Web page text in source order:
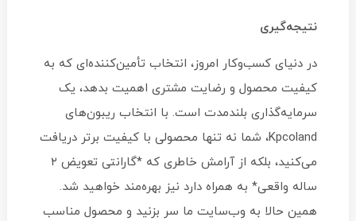
نتیجه‌گیری
در دنیای کسب‌وکار امروز، انتخاب تأمین‌کننده‌ای که به
کیفیت محصول و رضایت مشتری اهمیت بدهد، یک
سرمایه‌گذاری بلندمدت است. با انتخاب ریبون‌های
Kpcoland، شما نه تنها محصولی با کیفیت برتر دریافت
می‌کنید، بلکه از آرامش خاطری که *گارانتی تعویض ۲
ساله واقعی* به همراه دارد نیز بهره‌مند خواهید شد.
همین حالا به وب‌سایت ما سر بزنید و محصول مناسب